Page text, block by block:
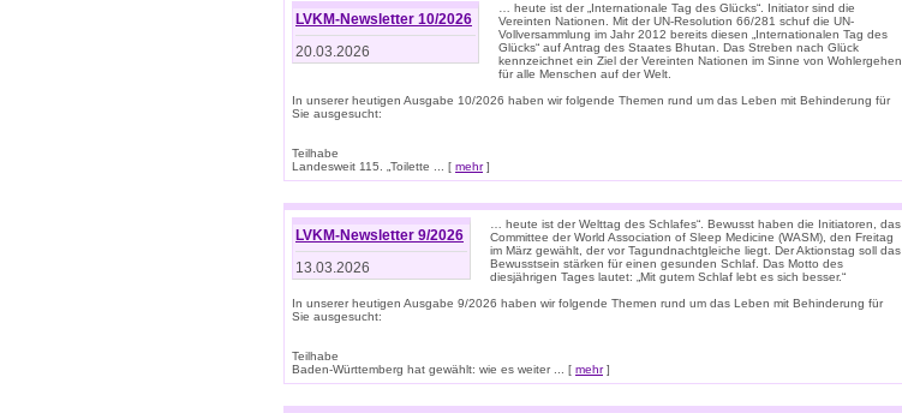
LVKM-Newsletter 10/2026
20.03.2026
… heute ist der „Internationale Tag des Glücks“. Initiator sind die
Vereinten Nationen. Mit der UN-Resolution 66/281 schuf die UN-
Vollversammlung im Jahr 2012 bereits diesen „Internationalen Tag des
Glücks“ auf Antrag des Staates Bhutan. Das Streben nach Glück
kennzeichnet ein Ziel der Vereinten Nationen im Sinne von Wohlergehen
für alle Menschen auf der Welt.
In unserer heutigen Ausgabe 10/2026 haben wir folgende Themen rund um das Leben mit Behinderung für
Sie ausgesucht:
Teilhabe
Landesweit 115. „Toilette ... [ mehr]
LVKM-Newsletter 9/2026
13.03.2026
… heute ist der Welttag des Schlafes“. Bewusst haben die Initiatoren, das
Committee der World Association of Sleep Medicine (WASM), den Freitag
im März gewählt, der vor Tagundnachtgleiche liegt. Der Aktionstag soll das
Bewusstsein stärken für einen gesunden Schlaf. Das Motto des
diesjährigen Tages lautet: „Mit gutem Schlaf lebt es sich besser.“
In unserer heutigen Ausgabe 9/2026 haben wir folgende Themen rund um das Leben mit Behinderung für
Sie ausgesucht:
Teilhabe
Baden-Württemberg hat gewählt: wie es weiter ... [ mehr]